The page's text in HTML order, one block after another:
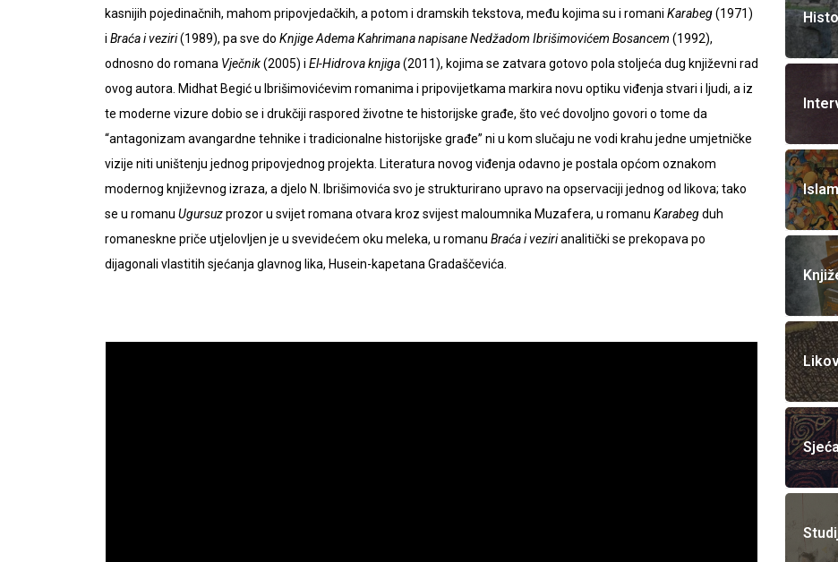
kasnijih pojedinačnih, mahom pripovjedačkih, a potom i dramskih tekstova, među kojima su i romani Karabeg(1971)
i Braća i veziri(1989), pa sve do Knjige Adema Kahrimana napisane Nedžadom Ibrišimovićem Bosancem (1992),
odnosno do romana Vječnik(2005) i El-Hidrova knjiga(2011), kojima se zatvara gotovo pola stoljeća dug književni rad
ovog autora. Midhat Begić u Ibrišimovićevim romanima i pripovijetkama markira novu optiku viđenja stvari i ljudi, a iz
te moderne vizure dobio se i drukčiji raspored životne te historijske građe, što već dovoljno govori o tome da
“antagonizam avangardne tehnike i tradicionalne historijske građe” ni u kom slučaju ne vodi krahu jedne umjetničke
vizije niti uništenju jednog pripovjednog projekta. Literatura novog viđenja odavno je postala općom oznakom
modernog književnog izraza, a djelo N. Ibrišimovića svo je strukturirano upravo na opservaciji jednog od likova; tako
se u romanu Ugursuzprozor u svijet romana otvara kroz svijest maloumnika Muzafera, u romanu Karabegduh
romaneskne priče utjelovljen je u svevidećem oku meleka, u romanu Braća i vezirianalitički se prekopava po
dijagonali vlastitih sjećanja glavnog lika, Husein-kapetana Gradaščevića.
Islam